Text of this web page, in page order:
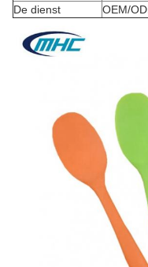
De dienst
OEM/